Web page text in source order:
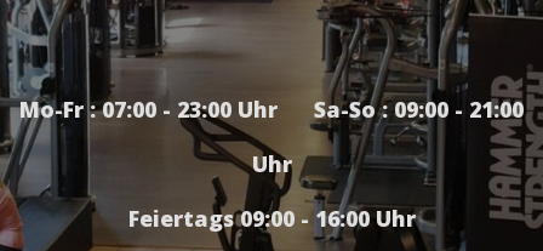
Mo-Fr : 07:00 - 23:00 Uhr Sa-So : 09:00 - 21:00
Uhr
Feiertags 09:00 - 16:00 Uhr